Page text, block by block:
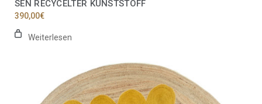
SEN RECYCELTER KUNSTSTOFF
390,00€
Weiterlesen